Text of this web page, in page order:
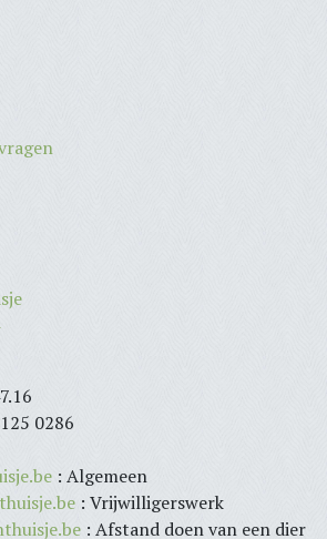
0286
: Algemeen
: Vrijwilligerswerk
: Afstand doen van een dier